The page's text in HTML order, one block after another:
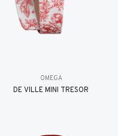
OMEGA
DE VILLE MINI TRÉSOR